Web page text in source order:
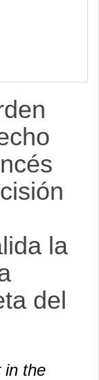
la
del
in the